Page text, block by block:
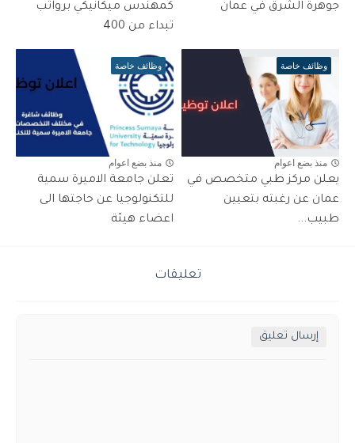
جوهرة الشرق في عمان
كمهندس ميكانيكي برواتب
تبداء من 400
وظائف خاصة
منذ بضع اعوام
يعلن مركز طبي متخصص في
عمان عن رغبته بتعيين
طبيب...
وظائف خاصة
منذ بضع اعوام
تعلن جامعة الاميرة سمية
للتكنولوجيا عن حاجتها الى
اعضاء هيئة
تعليقات
إرسال تعليق